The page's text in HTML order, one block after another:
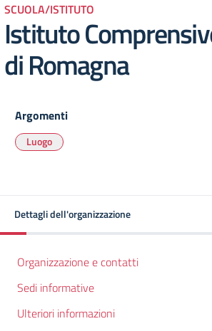
SCUOLA/ISTITUTO
Istituto
di Romagna
Argomenti
Luogo
Dettagli dell'organizzazione
Organizzazione e contatti
Sedi informative
Ulteriori informazioni